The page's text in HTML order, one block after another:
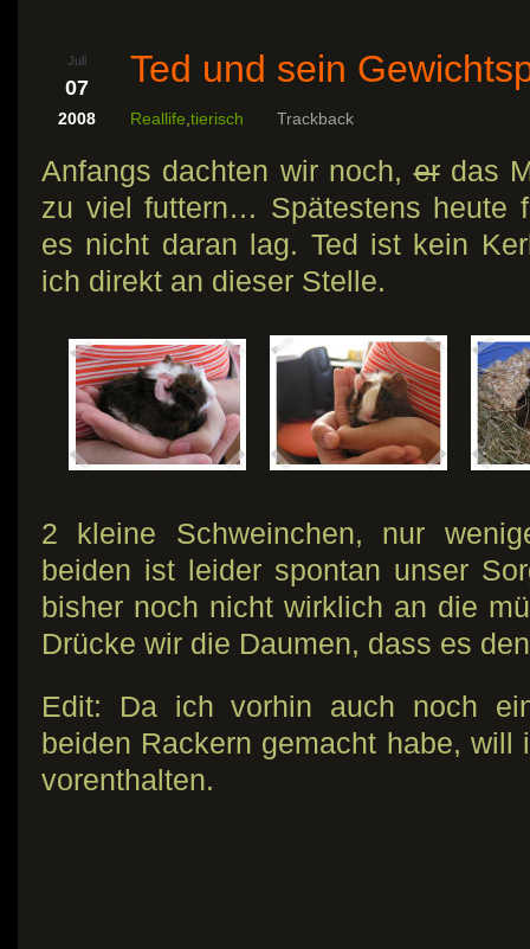
Juli
07
2008
Ted und sein
Reallife,tierisch Trackback
Anfangs dachten wir noch,erdas
zu viel futtern… Spätestens heute
es nicht daran lag. Ted ist kein
ich direkt an dieser Stelle.
2 kleine Schweinchen, nur
beiden ist leider spontan unser
bisher noch nicht wirklich an die
Drücke wir die Daumen, dass es
Edit: Da ich vorhin auch noch
beiden Rackern gemacht habe,
vorenthalten.